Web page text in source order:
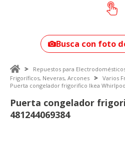
¿Cómo
tu modelo?
Busca con foto
Repuestos para
Frigoríficos, Neveras, Arcones
Varios
Puerta congelador frigorifico Ikea
Puerta congelador
481244069384